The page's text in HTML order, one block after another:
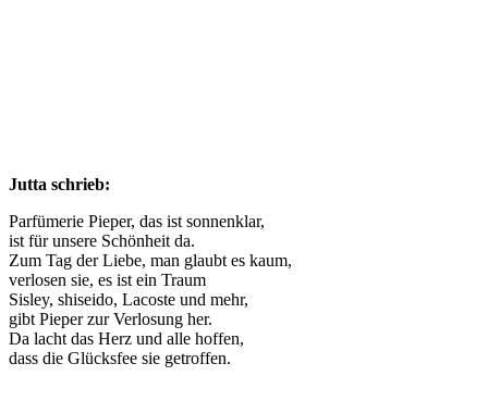
Jutta schrieb:
Parfümerie Pieper, das ist sonnenklar,
ist für unsere Schönheit da.
Zum Tag der Liebe, man glaubt es kaum,
verlosen sie, es ist ein Traum
Sisley, shiseido, Lacoste und mehr,
gibt Pieper zur Verlosung her.
Da lacht das Herz und alle hoffen,
dass die Glücksfee sie getroffen.